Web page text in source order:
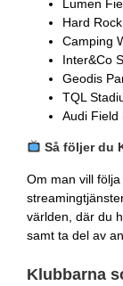
Lumen
Hard
Camping
Inter&Co
Geodis
TQL
Audi Field
Så följer du
Om man vill
världen, där du
samt ta del av
Klubbarna